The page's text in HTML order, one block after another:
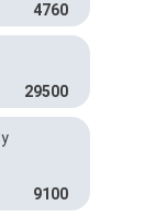
4760
29500
9100